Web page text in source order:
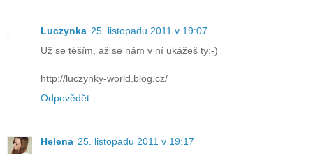
Luczynka 25. listopadu 2011 v 19:07
Už se těším, až se nám v ní ukážeš ty:-)
http://luczynky-world.blog.cz/
Odpovědět
Helena 25. listopadu 2011 v 19:17